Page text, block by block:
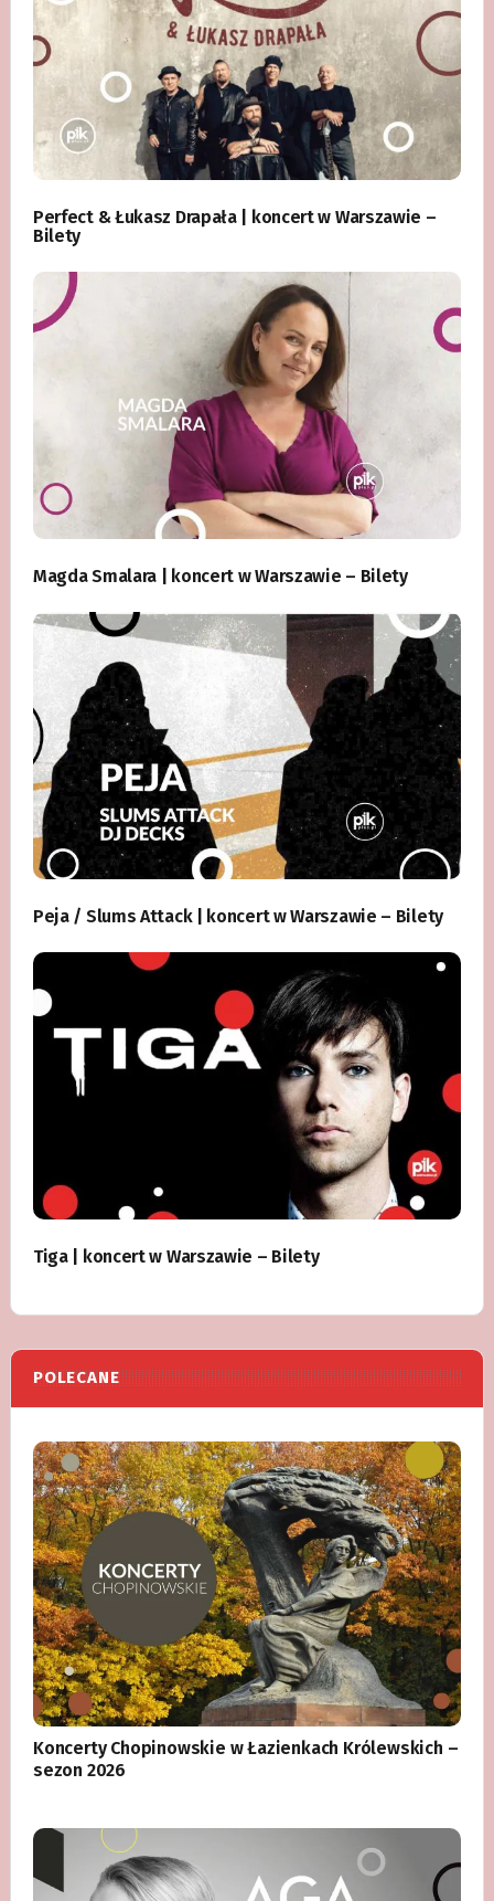
Perfect & Łukasz Drapała | koncert w Warszawie –
Bilety
Magda Smalara | koncert w Warszawie – Bilety
Peja / Slums Attack | koncert w Warszawie – Bilety
Tiga | koncert w Warszawie – Bilety
POLECANE
Koncerty Chopinowskie w Łazienkach Królewskich –
sezon 2026